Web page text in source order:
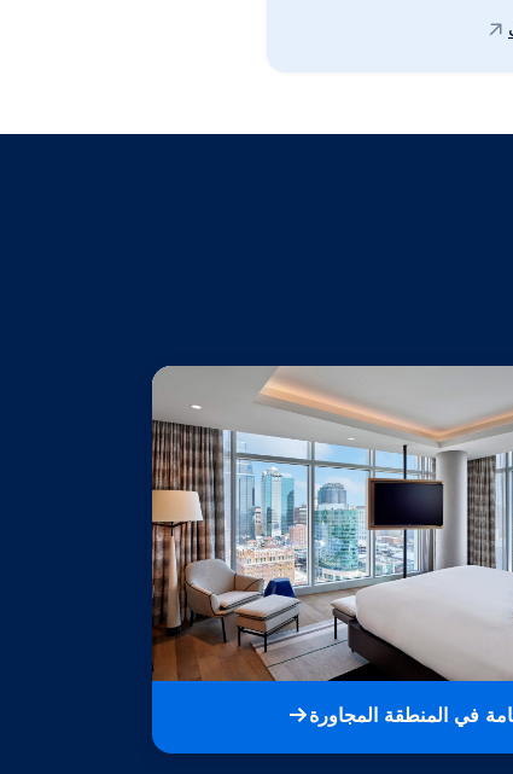
في المنطقة المجاورة